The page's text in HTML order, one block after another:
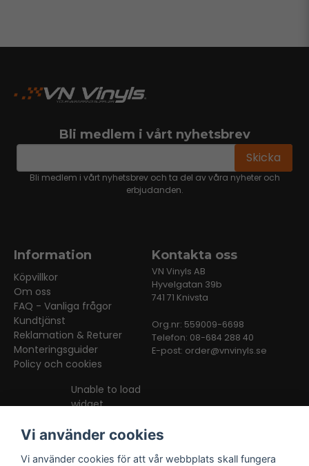
Bli medlem i vårt nyhetsbrev
email Skicka
Bli medlem i vårt nyhetsbrev och ta del av våra nyheter och
erbjudanden.
Information
Köpvillkor
Om oss
FAQ - Vanliga frågor
Kundtjänst
Reklamation & Returer
Monteringsguider
Policy och cookies
Kontakta oss
VN Vinyls AB
Hyvelgatan 39b
741 71 Knivsta
Org.nr: 559009-6698
Telefon: 08-684 288 40
E-post: order@vnvinyls.se
Unable to load
widget
Vi använder cookies
Vi använder cookies för att vår webbplats skall fungera